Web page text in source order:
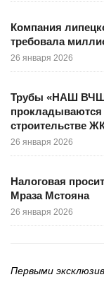
Компания
требовала
26 января 2026
Трубы «НАШ
прокладываются
строительстве
26 января 2026
Налоговая
Мраза Мстояна
26 января 2026
Первыми